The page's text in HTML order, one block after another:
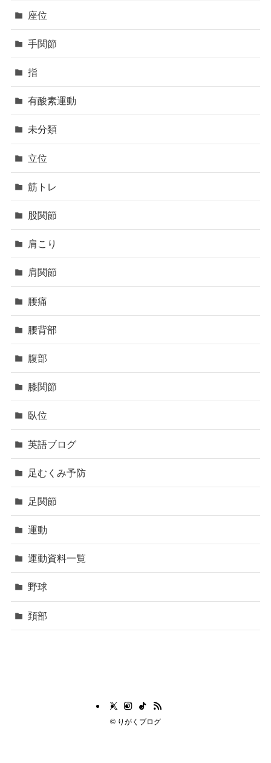
座位
手関節
指
有酸素運動
未分類
立位
筋トレ
股関節
肩こり
肩関節
腰痛
腰背部
腹部
膝関節
臥位
英語ブログ
足むくみ予防
足関節
運動
運動資料一覧
野球
頚部
© りがくブログ